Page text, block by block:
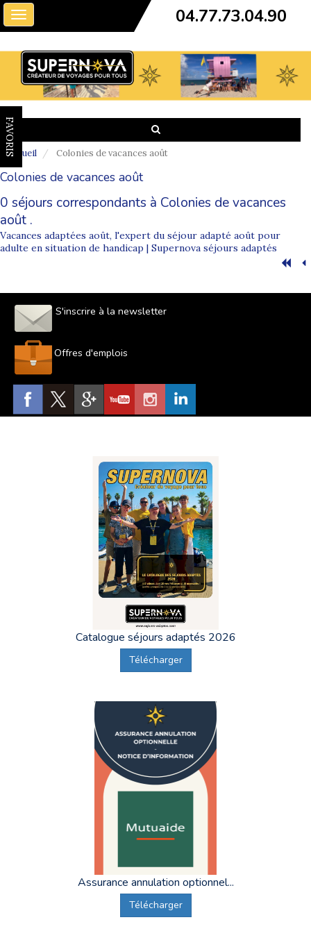
Toggle
navigation
04.77.73.04.90
FAVORIS
Accueil Colonies de vacances août
Colonies de vacances août
0 séjours correspondants à Colonies de vacances
août .
Vacances adaptées août, l'expert du séjour adapté août pour
adulte en situation de handicap | Supernova séjours adaptés
S'inscrire à la newsletter
Offres d'emplois
Catalogue séjours adaptés 2026
Télécharger
Assurance annulation optionnel...
Télécharger